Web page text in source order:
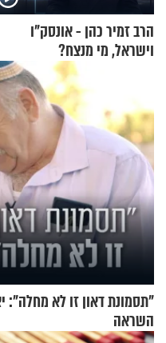
הרב זמיר כהן - אונסק"ו
וישראל, מי מנצח?
"תסמונת דאון זו לא מחלה":
השראה